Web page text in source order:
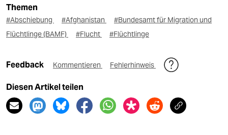
Themen
#Abschiebung #Afghanistan
#Bundesamt für Migration und
Flüchtlinge (BAMF)
#Flucht #Flüchtlinge
Feedback Kommentieren Fehlerhinweis
Diesen Artikel teilen